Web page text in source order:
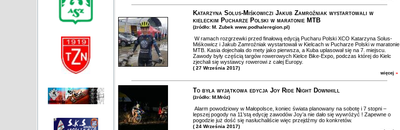
Katarzyna Solus-Miśkowiczi Jakub Zamroźniak wystartowali w
kieleckim Pucharze Polski w maratonie MTB
(żródło: M. Zubek www.podhaleregion.pl)
W ramach rozgrzewki przed finałową edycją Pucharu Polski XCO Katarzyna Solus-
Miśkowicz i Jakub Zamroźniak wystartowali w Kielcach w Pucharze Polski w maratonie
MTB. Kasia dojechała do mety jako pierwsza, a Kuba uplasował się na 7. miejscu.
Zawody były częścią targów rowerowych Kielce Bike-Expo, podczas której do Kielc
zjechali się wystawcy rowerowi z całej Europy.
( 27 Września 2017)
więcej »
To była wyjątkowa edycja Joy Ride Night Downhill
(żródło: M.Mróz)
Alarm powodziowy w Małopolsce, koniec świata planowany na sobotę i 7 stopni –
lepszej pogody na 11’stą edycję zawodów Joy’a nie dało się wywróżyć ! Zapewne o
pogodzie już dość się nasłuchaliście więc przejdźmy do konkretów.
( 24 Września 2017)